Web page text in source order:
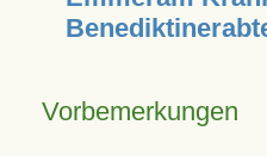
Vorbemerkungen